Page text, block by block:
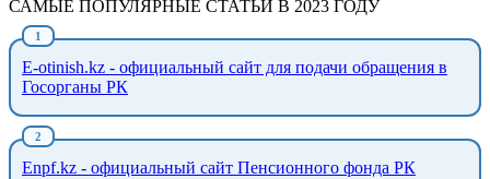
САМЫЕ ПОПУЛЯРНЫЕ СТАТЬИ В 2023 ГОДУ
E-otinish.kz - официальный сайт для подачи обращения в
Госорганы РК
Enpf.kz - официальный сайт Пенсионного фонда РК